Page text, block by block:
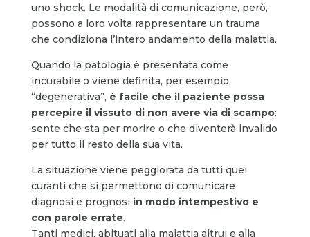
uno shock. Le modalità di comunicazione, però,
possono a loro volta rappresentare un trauma
che condiziona l’intero andamento della malattia.
Quando la patologia è presentata come
incurabile o viene definita, per esempio,
“degenerativa”, è facile che il paziente possa
percepire il vissuto di non avere via di scampo:
sente che sta per morire o che diventerà invalido
per tutto il resto della sua vita.
La situazione viene peggiorata da tutti quei
curanti che si permettono di comunicare
diagnosi e prognosi in modo intempestivo e
con parole errate.
Tanti medici, abituati alla malattia altrui e alla